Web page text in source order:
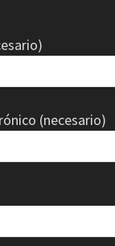
(necesario)